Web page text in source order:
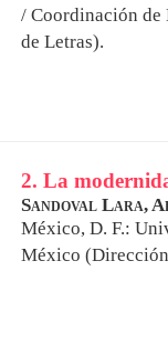
/ Coordinación
de Letras).
2. La
Sandoval Lara,
México, D. F.:
México